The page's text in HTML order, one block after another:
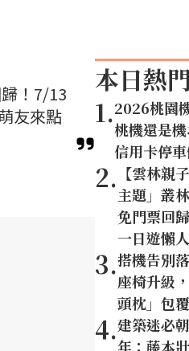
！7/13
友來點
本日熱
1.2026桃園
桃機還是
信用卡停
2. 【雲林親
主題」叢
免門票回
一日遊懶
3.搭機告別
座椅升級
頭枕」包
4.建築迷必
年：藤本